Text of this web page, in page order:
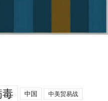
中国 中美贸易战